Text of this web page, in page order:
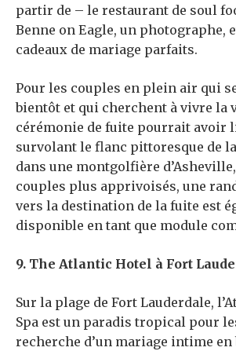
partir de – le restaurant de soul
Benne on Eagle, un photographe,
cadeaux de mariage parfaits.
Pour les couples en plein air qui
bientôt et qui cherchent à vivre la
cérémonie de fuite pourrait avoir
survolant le flanc pittoresque de
dans une montgolfière
couples plus apprivoisés, une
vers la destination de la fuite est
disponible en tant que module
9. The Atlantic Hotel à Fort
Sur la plage de Fort Lauderdale,
Spa est un paradis tropical pour
recherche d’un mariage intime en